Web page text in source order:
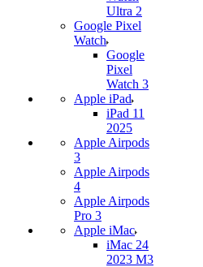
Ultra 2
Google Pixel
Watch
Google
Pixel
Watch 3
Apple iPad
iPad 11
2025
Apple Airpods
3
Apple Airpods
4
Apple Airpods
Pro 3
Apple iMac
iMac 24
2023 M3